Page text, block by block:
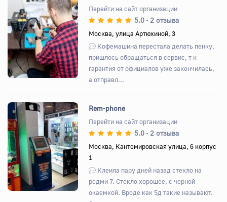
Назад Вперед
Перейти на сайт организации
5.0 • 2 отзыва
Москва, улица Артюхиной, 3
Кофемашина перестала делать пенку,
пришлось обращаться в сервис, т к
гарантия от официалов уже закончилась,
а отправл...
Назад Вперед
Rem-phone
Перейти на сайт организации
5.0 • 2 отзыва
Москва, Кантемировская улица, 6 корпус
1
Клеила пару дней назад стекло на
редми 7. Стекло хорошее, с черной
окаемкой. Вроде как 5д такие называют.